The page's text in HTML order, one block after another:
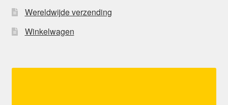
Wereldwijde verzending
Winkelwagen